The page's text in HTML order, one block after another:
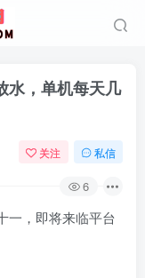
水，单机每天几
关注 私信
6
一，即将来临平台